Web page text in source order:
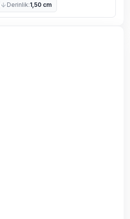
Derinlik:1,50 cm